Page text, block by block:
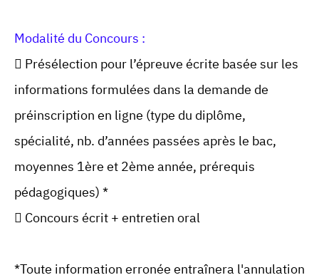
Modalité du Concours :
 Présélection pour l’épreuve écrite basée sur les
informations formulées dans la demande de
préinscription en ligne (type du diplôme,
spécialité, nb. d’années passées après le bac,
moyennes 1ère et 2ème année, prérequis
pédagogiques) *
 Concours écrit + entretien oral
*Toute information erronée entraînera l'annulation